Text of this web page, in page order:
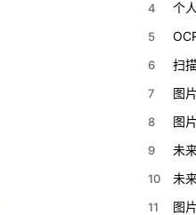
4
5
6 扫
7 图
8
9 未
10
11 图